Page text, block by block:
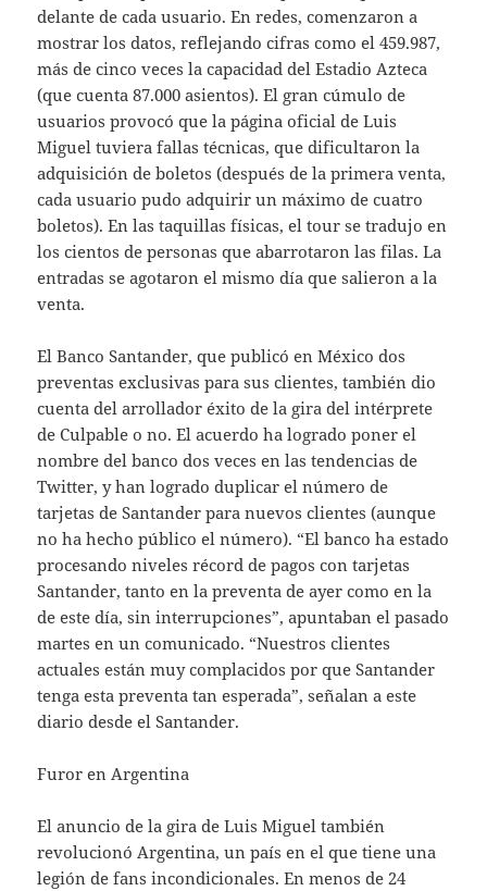
delante de cada usuario. En redes, comenzaron a
mostrar los datos, reflejando cifras como el 459.987,
más de cinco veces la capacidad del Estadio Azteca
(que cuenta 87.000 asientos). El gran cúmulo de
usuarios provocó que la página oficial de Luis
Miguel tuviera fallas técnicas, que dificultaron la
adquisición de boletos (después de la primera venta,
cada usuario pudo adquirir un máximo de cuatro
boletos). En las taquillas físicas, el tour se tradujo en
los cientos de personas que abarrotaron las filas. La
entradas se agotaron el mismo día que salieron a la
venta.
El Banco Santander, que publicó en México dos
preventas exclusivas para sus clientes, también dio
cuenta del arrollador éxito de la gira del intérprete
de Culpable o no. El acuerdo ha logrado poner el
nombre del banco dos veces en las tendencias de
Twitter, y han logrado duplicar el número de
tarjetas de Santander para nuevos clientes (aunque
no ha hecho público el número). “El banco ha estado
procesando niveles récord de pagos con tarjetas
Santander, tanto en la preventa de ayer como en la
de este día, sin interrupciones”, apuntaban el pasado
martes en un comunicado. “Nuestros clientes
actuales están muy complacidos por que Santander
tenga esta preventa tan esperada”, señalan a este
diario desde el Santander.
Furor en Argentina
El anuncio de la gira de Luis Miguel también
revolucionó Argentina, un país en el que tiene una
legión de fans incondicionales. En menos de 24